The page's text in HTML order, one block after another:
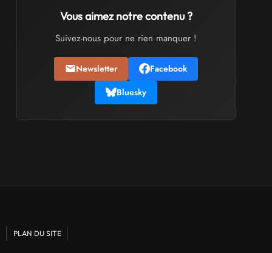
Trolls et Légendes 2027
du 26 au 28 mars 2027 - à Mons
CULTURE JAPONAISE ET OTAKU
Mang'Azur 2027
les 24 et 25 avril 2027 - à Toulon
SALONS & CONVENTIONS GEEKS
VIDES GRENIERS, BROCANTES
Vous aimez notre contenu ?
Suivez-nous pour ne rien manquer !
Newsletter
Facebook
Bluesky
PLAN DU SITE